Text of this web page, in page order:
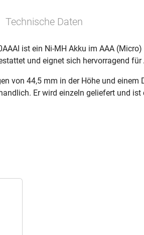
Technische Daten
ist ein Ni-MH Akku im AAA
und eignet sich hervorragend
von 44,5 mm in der Höhe und
Er wird einzeln geliefert und